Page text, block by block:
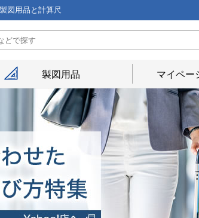
図用品と計算尺
製図用品 マイペー